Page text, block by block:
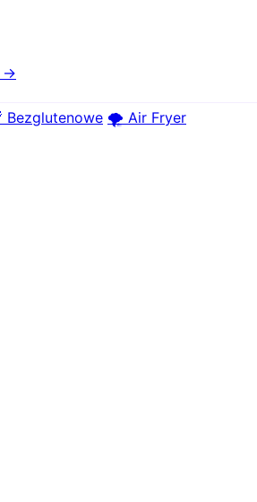
→
Bezglutenowe 🌪️ Air Fryer